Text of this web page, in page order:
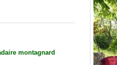
montagnard